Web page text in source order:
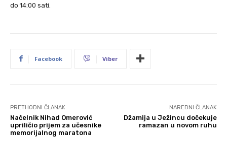
do 14:00 sati.
Facebook Viber
PRETHODNI ČLANAK
Načelnik Nihad Omerović
upriličio prijem za učesnike
memorijalnog maratona
NAREDNI ČLANAK
Džamija u Ježincu dočekuje
ramazan u novom ruhu